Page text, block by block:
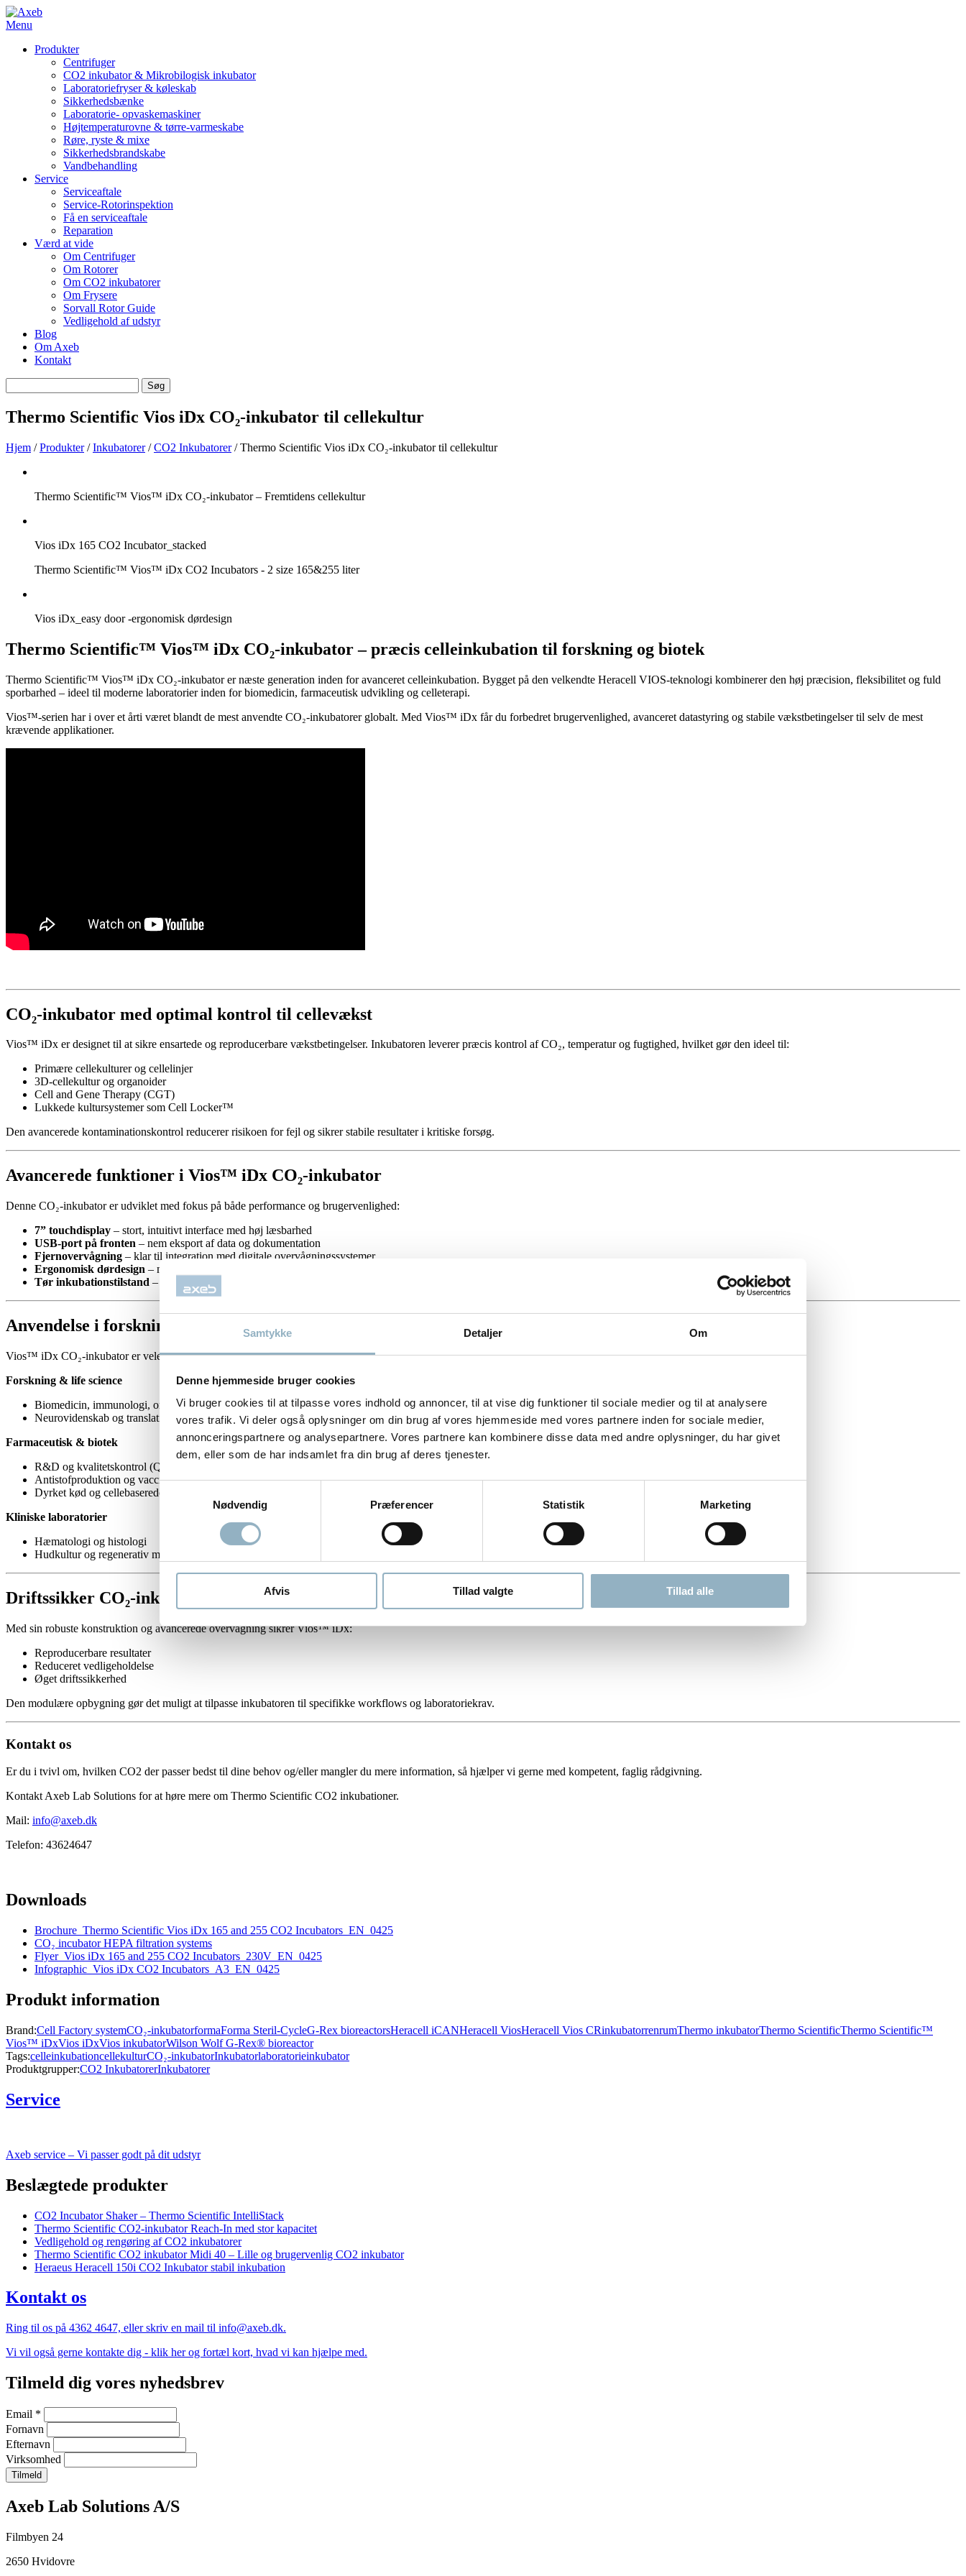
Samtykke Detaljer Om
Denne hjemmeside bruger cookies
Vi bruger cookies til at tilpasse vores indhold og annoncer, til at vise dig funktioner til sociale medier og til at analysere
vores trafik. Vi deler også oplysninger om din brug af vores hjemmeside med vores partnere inden for sociale medier,
annonceringspartnere og analysepartnere. Vores partnere kan kombinere disse data med andre oplysninger, du har givet
dem, eller som de har indsamlet fra din brug af deres tjenester.
Nødvendig
Præferencer Statistik Marketing
Afvis Tillad valgte Tillad alle
Menu
Produkter
Centrifuger
CO2 inkubator & Mikrobilogisk inkubator
Laboratoriefryser & køleskab
Sikkerhedsbænke
Laboratorie- opvaskemaskiner
Højtemperaturovne & tørre-varmeskabe
Røre, ryste & mixe
Sikkerhedsbrandskabe
Vandbehandling
Service
Serviceaftale
Service-Rotorinspektion
Få en serviceaftale
Reparation
Værd at vide
Om Centrifuger
Om Rotorer
Om CO2 inkubatorer
Om Frysere
Sorvall Rotor Guide
Vedligehold af udstyr
Blog
Om Axeb
Kontakt
efter
Søg
Thermo Scientific Vios iDx CO₂-inkubator til cellekultur
Hjem /Produkter/Inkubatorer/CO2 Inkubatorer/ Thermo Scientific Vios iDx CO₂-inkubator til cellekultur
Thermo Scientific™ Vios™ iDx CO₂-inkubator – Fremtidens cellekultur
Vios iDx 165 CO2 Incubator_stacked
Thermo Scientific™ Vios™ iDx CO2 Incubators - 2 size 165&255 liter
Vios iDx_easy door -ergonomisk dørdesign
Thermo Scientific™ Vios™ iDx CO₂-inkubator – præcis celleinkubation til forskning og biotek
Thermo Scientific™ Vios™ iDx CO₂-inkubator er næste generation inden for avanceret celleinkubation. Bygget på den velkendte Heracell VIOS-teknologi kombinerer den høj præcision, fleksibilitet og fuld
sporbarhed – ideel til moderne laboratorier inden for biomedicin, farmaceutisk udvikling og celleterapi.
Vios™-serien har i over et årti været blandt de mest anvendte CO₂-inkubatorer globalt. Med Vios™ iDx får du forbedret brugervenlighed, avanceret datastyring og stabile vækstbetingelser til selv de mest
krævende applikationer.
CO₂-inkubator med optimal kontrol til cellevækst
Vios™ iDx er designet til at sikre ensartede og reproducerbare vækstbetingelser. Inkubatoren leverer præcis kontrol af CO₂, temperatur og fugtighed, hvilket gør den ideel til:
Primære cellekulturer og cellelinjer
3D-cellekultur og organoider
Cell and Gene Therapy (CGT)
Lukkede kultursystemer som Cell Locker™
Den avancerede kontaminationskontrol reducerer risikoen for fejl og sikrer stabile resultater i kritiske forsøg.
Avancerede funktioner i Vios™ iDx CO₂-inkubator
Denne CO₂-inkubator er udviklet med fokus på både performance og brugervenlighed:
7” touchdisplay – stort, intuitivt interface med høj læsbarhed
USB-port på fronten – nem eksport af data og dokumentation
Fjernovervågning – klar til integration med digitale overvågningssystemer
Ergonomisk dørdesign – minimerer vibration og kontamineringsrisiko
Tør inkubationstilstand – ideel til lukkede beholdere og lav fugtighed
Anvendelse i forskning, pharma og kliniske miljøer
Vios™ iDx CO₂-inkubator er velegnet til en bred vifte af applikationer:
Forskning & life science
Biomedicin, immunologi, onkologi
Neurovidenskab og translationel forskning
Farmaceutisk & biotek
R&D og kvalitetskontrol (QC)
Antistofproduktion og vaccineudvikling
Dyrket kød og cellebaserede teknologier
Kliniske laboratorier
Hæmatologi og histologi
Hudkultur og regenerativ medicin
Driftssikker CO₂-inkubator med høj proceskontrol
Med sin robuste konstruktion og avancerede overvågning sikrer Vios™ iDx:
Reproducerbare resultater
Reduceret vedligeholdelse
Øget driftssikkerhed
Den modulære opbygning gør det muligt at tilpasse inkubatoren til specifikke workflows og laboratoriekrav.
Kontakt os
Er du i tvivl om, hvilken CO2 der passer bedst til dine behov og/eller mangler du mere information, så hjælper vi gerne med kompetent, faglig rådgivning.
Kontakt Axeb Lab Solutions for at høre mere om Thermo Scientific CO2 inkubationer.
Mail: info@axeb.dk
Telefon: 43624647
Downloads
Brochure_Thermo Scientific Vios iDx 165 and 255 CO2 Incubators_EN_0425
CO₂ incubator HEPA filtration systems
Flyer_Vios iDx 165 and 255 CO2 Incubators_230V_EN_0425
Infographic_Vios iDx CO2 Incubators_A3_EN_0425
Produkt information
Brand:Cell Factory systemCO₂-inkubatorformaForma Steril-CycleG-Rex bioreactorsHeracell iCANHeracell ViosHeracell Vios CRinkubatorrenrumThermo inkubatorThermo ScientificThermo Scientific™
Vios™ iDxVios iDxVios inkubatorWilson Wolf G-Rex® bioreactor
Tags:celleinkubationcellekulturCO₂-inkubatorInkubatorlaboratorieinkubator
Produktgrupper:CO2 InkubatorerInkubatorer
Service
Axeb service – Vi passer godt på dit udstyr
Beslægtede produkter
CO2 Incubator Shaker – Thermo Scientific IntelliStack
Thermo Scientific CO2-inkubator Reach-In med stor kapacitet
Vedligehold og rengøring af CO2 inkubatorer
Thermo Scientific CO2 inkubator Midi 40 – Lille og brugervenlig CO2 inkubator
Heraeus Heracell 150i CO2 Inkubator stabil inkubation
Kontakt os
Ring til os på 4362 4647, eller skriv en mail til info@axeb.dk.
Vi vil også gerne kontakte dig - klik her og fortæl kort, hvad vi kan hjælpe med.
Tilmeld dig vores nyhedsbrev
Email *
Fornavn
Efternavn
Virksomhed
Company
information
and
Axeb Lab Solutions A/S
Filmbyen 24
2650 Hvidovre